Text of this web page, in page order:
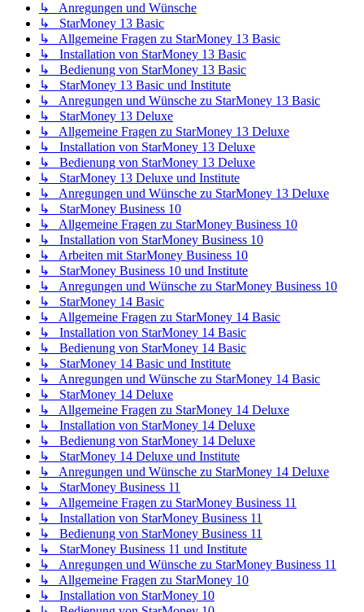
↳ Anregungen und Wünsche
↳ StarMoney 13 Basic
↳ Allgemeine Fragen zu StarMoney 13 Basic
↳ Installation von StarMoney 13 Basic
↳ Bedienung von StarMoney 13 Basic
↳ StarMoney 13 Basic und Institute
↳ Anregungen und Wünsche zu StarMoney 13 Basic
↳ StarMoney 13 Deluxe
↳ Allgemeine Fragen zu StarMoney 13 Deluxe
↳ Installation von StarMoney 13 Deluxe
↳ Bedienung von StarMoney 13 Deluxe
↳ StarMoney 13 Deluxe und Institute
↳ Anregungen und Wünsche zu StarMoney 13 Deluxe
↳ StarMoney Business 10
↳ Allgemeine Fragen zu StarMoney Business 10
↳ Installation von StarMoney Business 10
↳ Arbeiten mit StarMoney Business 10
↳ StarMoney Business 10 und Institute
↳ Anregungen und Wünsche zu StarMoney Business 10
↳ StarMoney 14 Basic
↳ Allgemeine Fragen zu StarMoney 14 Basic
↳ Installation von StarMoney 14 Basic
↳ Bedienung von StarMoney 14 Basic
↳ StarMoney 14 Basic und Institute
↳ Anregungen und Wünsche zu StarMoney 14 Basic
↳ StarMoney 14 Deluxe
↳ Allgemeine Fragen zu StarMoney 14 Deluxe
↳ Installation von StarMoney 14 Deluxe
↳ Bedienung von StarMoney 14 Deluxe
↳ StarMoney 14 Deluxe und Institute
↳ Anregungen und Wünsche zu StarMoney 14 Deluxe
↳ StarMoney Business 11
↳ Allgemeine Fragen zu StarMoney Business 11
↳ Installation von StarMoney Business 11
↳ Bedienung von StarMoney Business 11
↳ StarMoney Business 11 und Institute
↳ Anregungen und Wünsche zu StarMoney Business 11
↳ Allgemeine Fragen zu StarMoney 10
↳ Installation von StarMoney 10